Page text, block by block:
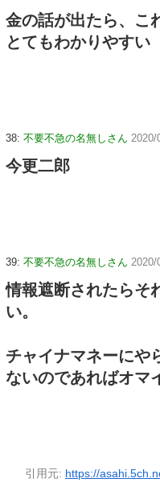
金の話が出たら、こ
とてもわかりやすい
38: 不要不急の名無しさん
今更二郎
39: 不要不急の名無しさん 2020/
情報遮断されたらそ
い。
チャイナマネーにや
ないのであればオマ
引用元: https://